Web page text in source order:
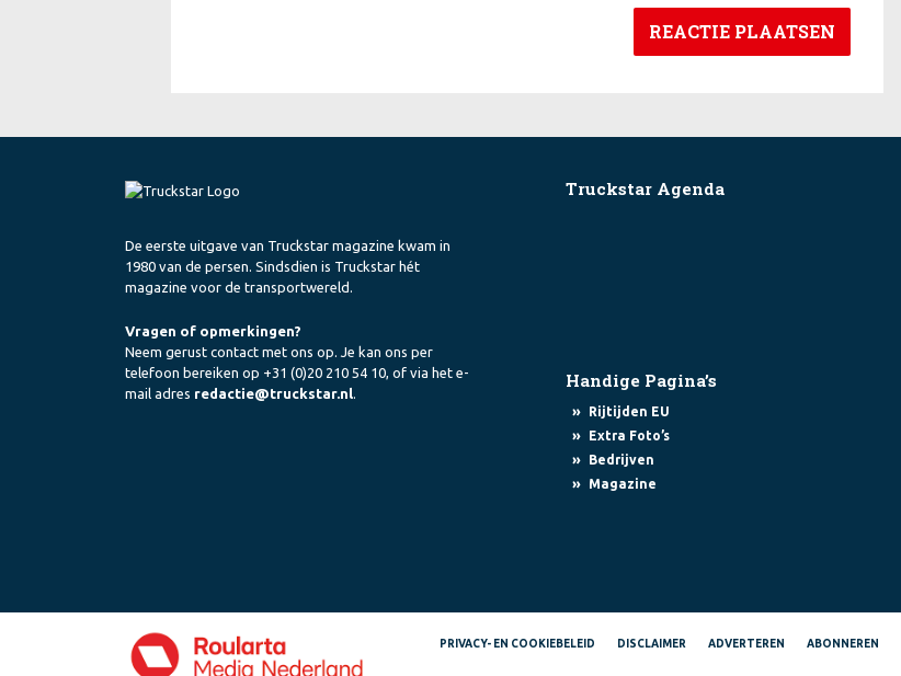
De eerste uitgave van Truckstar magazine kwam in
1980 van de persen. Sindsdien is Truckstar hét
magazine voor de transportwereld.
Vragen of opmerkingen?
Neem gerust contact met ons op. Je kan ons per
telefoon bereiken op +31 (0)20 210 54 10, of via het e-
mail adres redactie@truckstar.nl.
Truckstar Agenda
Handige Pagina’s
» Rijtijden EU
» Extra Foto’s
» Bedrijven
» Magazine
PRIVACY- EN COOKIEBELEID DISCLAIMER ADVERTEREN ABONNEREN